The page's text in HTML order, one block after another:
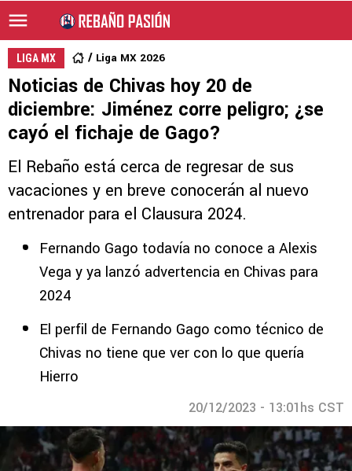
LIGA MX Liga MX 2026
Noticias de Chivas hoy 20 de
diciembre: Jiménez corre peligro; ¿se
cayó el fichaje de Gago?
El Rebaño está cerca de regresar de sus
vacaciones y en breve conocerán al nuevo
entrenador para el Clausura 2024.
Fernando Gago todavía no conoce a Alexis
Vega y ya lanzó advertencia en Chivas para
2024
El perfil de Fernando Gago como técnico de
Chivas no tiene que ver con lo que quería
Hierro
20/12/2023 - 13:01hs CST